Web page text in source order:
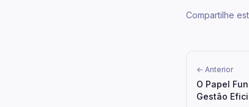
Compartilhe
← Anterior
O Papel
Gestão